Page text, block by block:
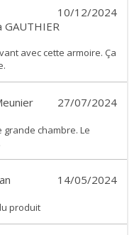
10/12/2024
GAUTHIER
avec cette armoire. Ça
27/07/2024
chambre. Le
14/05/2024
produit